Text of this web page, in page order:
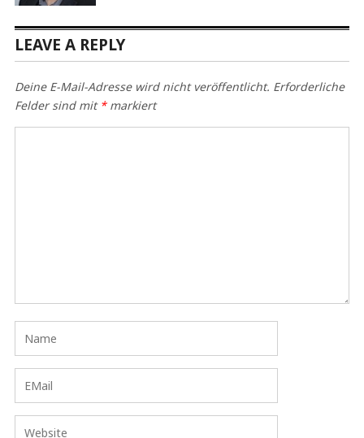
LEAVE A REPLY
Deine E-Mail-Adresse wird nicht veröffentlicht. Erforderliche
Felder sind mit *markiert